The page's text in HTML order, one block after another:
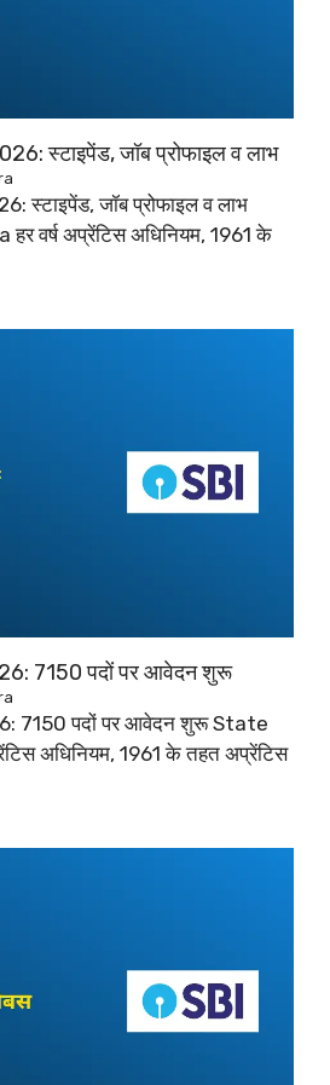
स्टाइपेंड, जॉब प्रोफाइल व लाभ
स्टाइपेंड, जॉब प्रोफाइल व लाभ
वर्ष अप्रेंटिस अधिनियम, 1961 के
7150 पदों पर आवेदन शुरू
7150 पदों पर आवेदन शुरू State
अधिनियम, 1961 के तहत अप्रेंटिस